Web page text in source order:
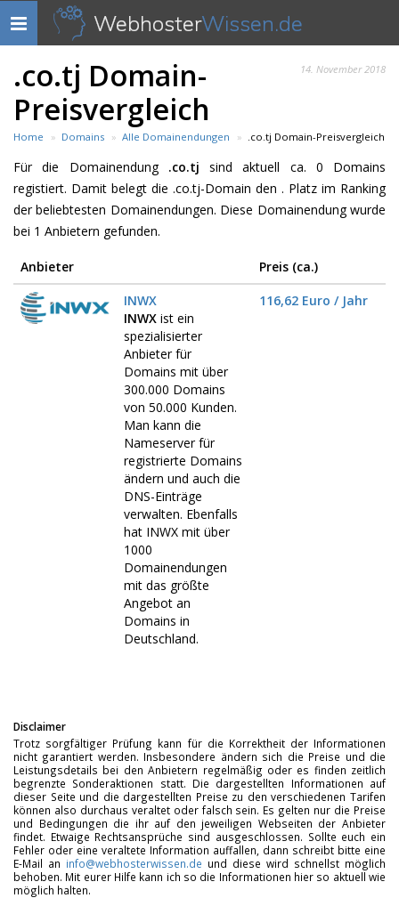
Navigation
anzeigen
WebhosterWissen.de
14. November 2018
.co.tj Domain-
Preisvergleich
Home Domains Alle Domainendungen .co.tj Domain-Preisvergleich
Für die Domainendung .co.tj sind aktuell ca. 0 Domains
registiert. Damit belegt die .co.tj-Domain den . Platz im Ranking
der beliebtesten Domainendungen. Diese Domainendung wurde
bei 1 Anbietern gefunden.
Anbieter
Preis (ca.)
INWX
INWX ist ein
spezialisierter
Anbieter für
Domains mit über
300.000 Domains
von 50.000 Kunden.
Man kann die
Nameserver für
registrierte Domains
ändern und auch die
DNS-Einträge
verwalten. Ebenfalls
hat INWX mit über
1000
Domainendungen
mit das größte
Angebot an
Domains in
Deutschland.
116,62 Euro / Jahr
Disclaimer
Trotz sorgfältiger Prüfung kann für die Korrektheit der Informationen
nicht garantiert werden. Insbesondere ändern sich die Preise und die
Leistungsdetails bei den Anbietern regelmäßig oder es finden zeitlich
begrenzte Sonderaktionen statt. Die dargestellten Informationen auf
dieser Seite und die dargestellten Preise zu den verschiedenen Tarifen
können also durchaus veraltet oder falsch sein. Es gelten nur die Preise
und Bedingungen die ihr auf den jeweiligen Webseiten der Anbieter
findet. Etwaige Rechtsansprüche sind ausgeschlossen. Sollte euch ein
Fehler oder eine veraltete Information auffallen, dann schreibt bitte eine
E-Mail an info@webhosterwissen.de und diese wird schnellst möglich
behoben. Mit eurer Hilfe kann ich so die Informationen hier so aktuell wie
möglich halten.